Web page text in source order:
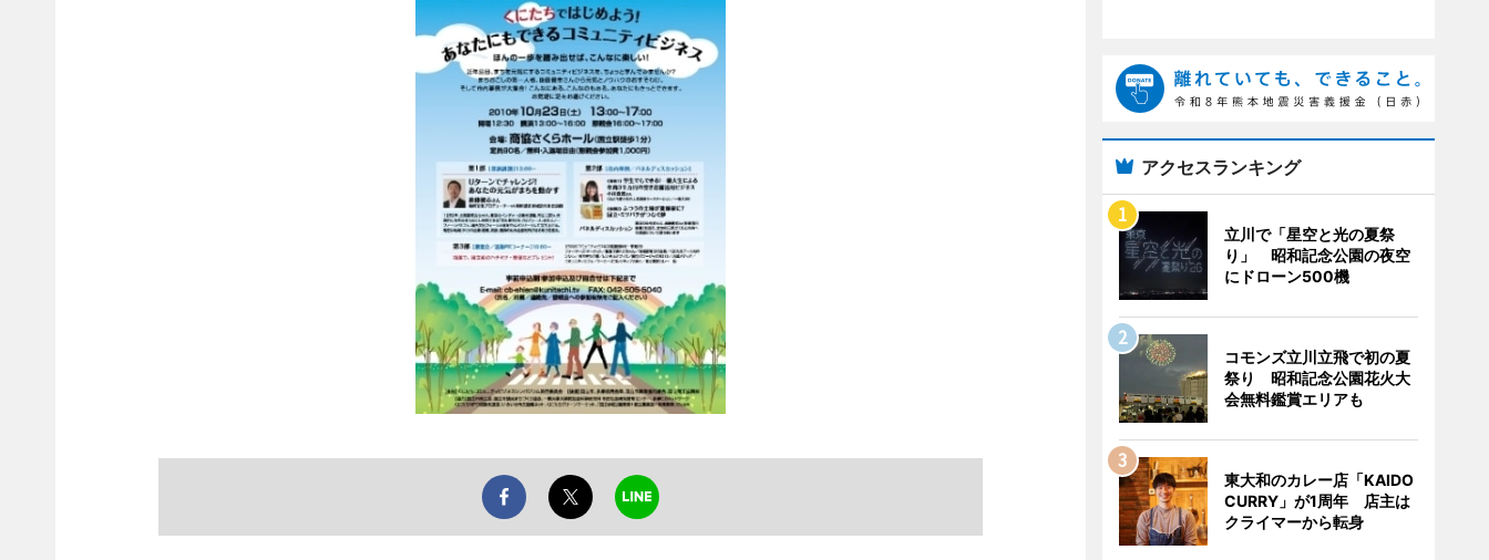
アクセスランキング
立川で「星空と光の夏祭
り」 昭和記念公園の夜空
にドローン500機
コモンズ立川立飛で初の夏
祭り 昭和記念公園花火大
会無料鑑賞エリアも
東大和のカレー店「KAIDO
CURRY」が1周年 店主は
クライマーから転身